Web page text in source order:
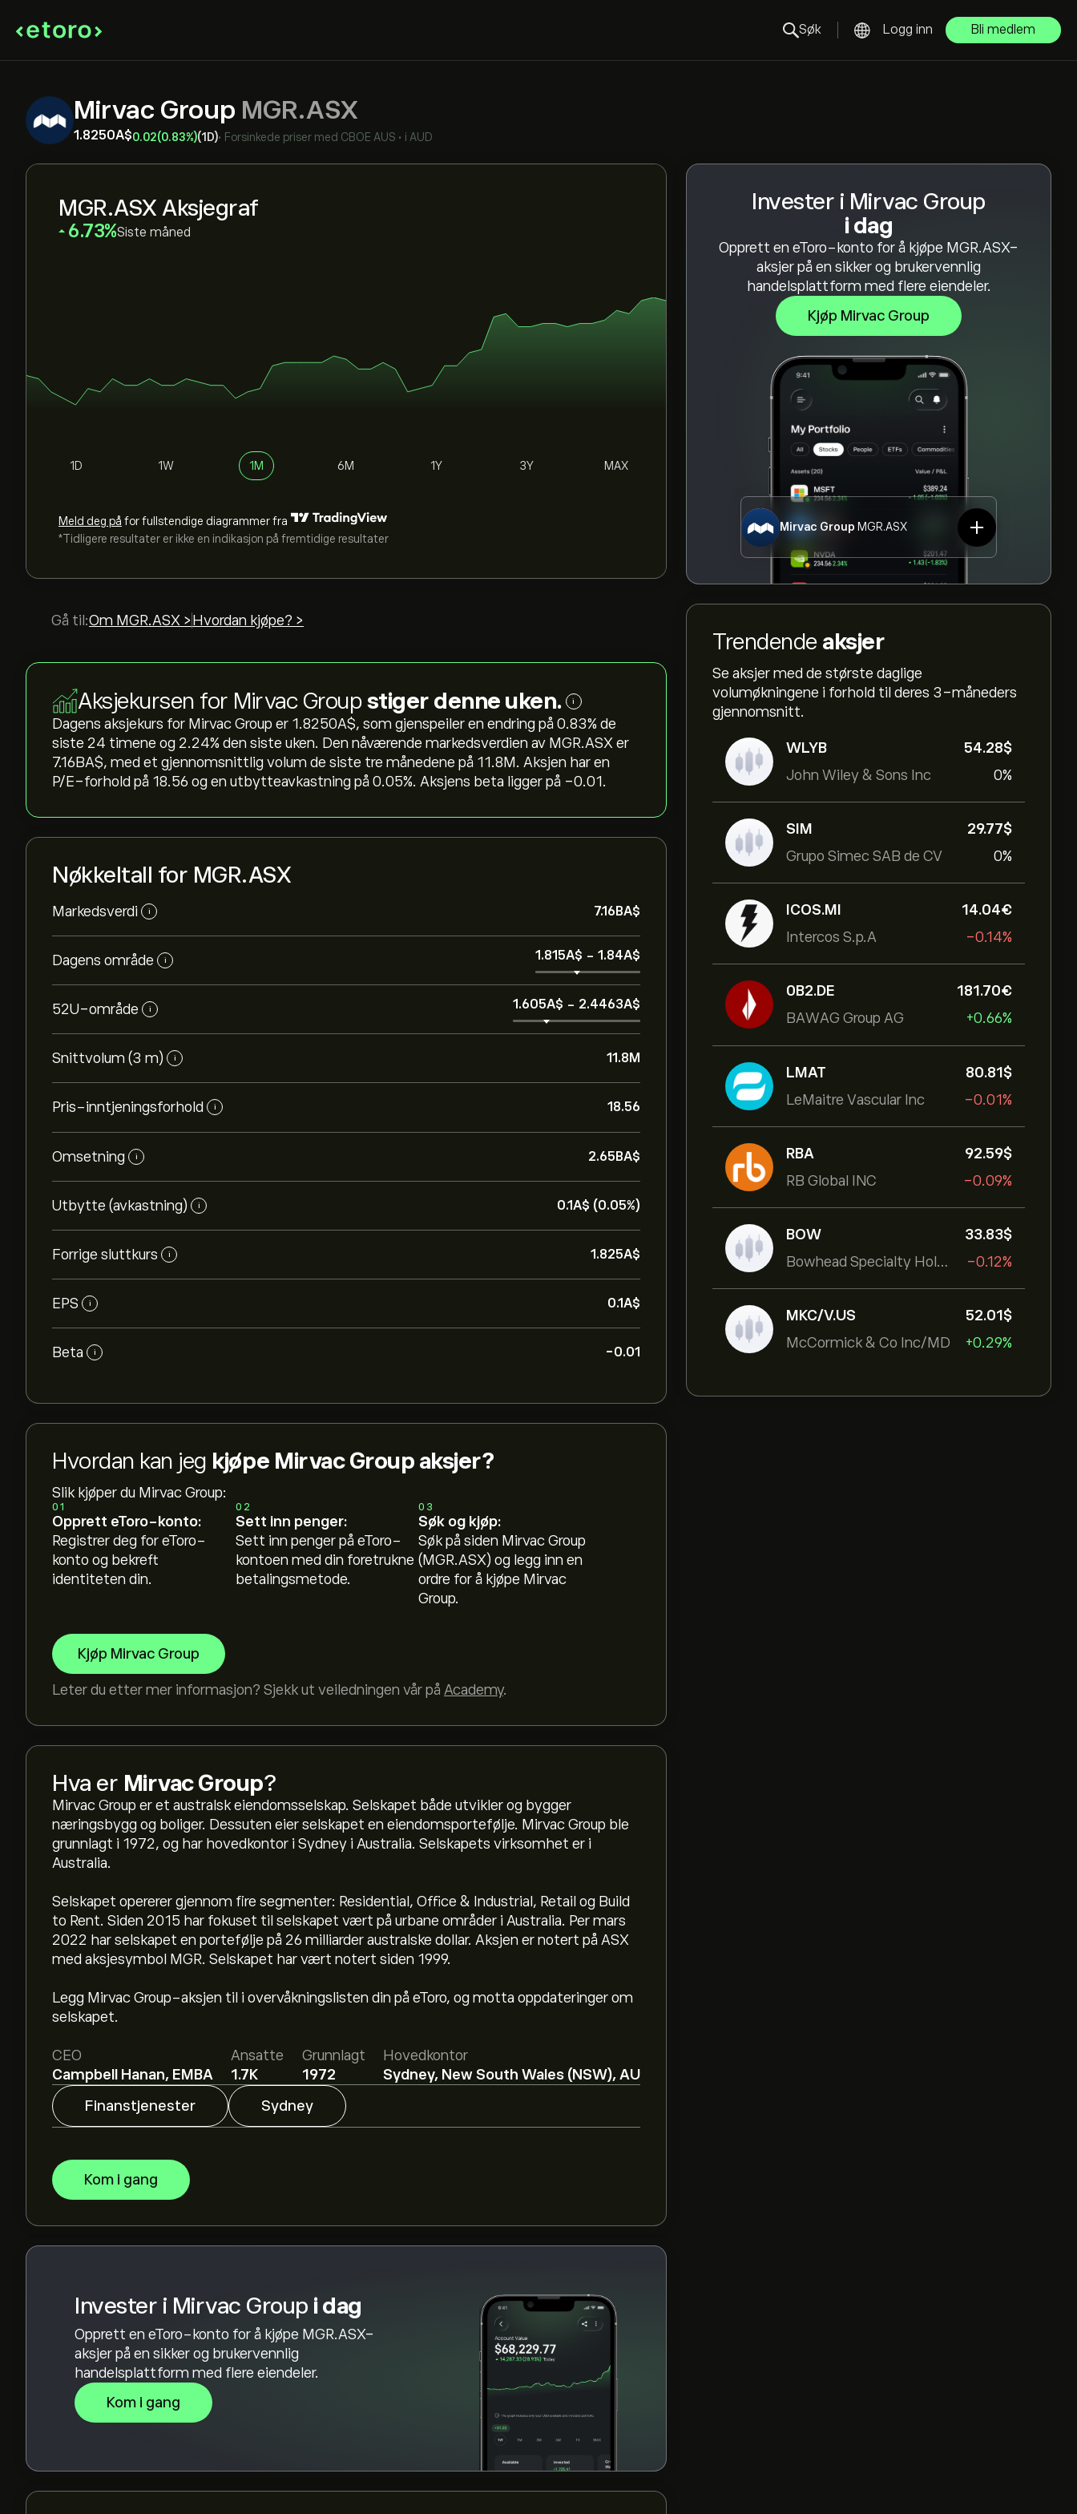
Søk Logg inn Bli medlem
Mirvac Group MGR.ASX
1.8250‎A$‎0.02(0.83%)(1D)• Forsinkede priser med CBOE AUS • i AUD
Invester i Mirvac Group
i dag
Opprett en eToro-konto for å kjøpe MGR.ASX-
aksjer på en sikker og brukervennlig
handelsplattform med flere eiendeler.
Kjøp Mirvac Group
Mirvac Group MGR.ASX
Trendende aksjer
Se aksjer med de største daglige
volumøkningene i forhold til deres 3-måneders
gjennomsnitt.
WLYB
John Wiley & Sons Inc
54.28‎$‎
0%
SIM
Grupo Simec SAB de CV
29.77‎$‎
0%
ICOS.MI
Intercos S.p.A
14.04‎€‎
-0.14%
0B2.DE
BAWAG Group AG
181.70‎€‎
+0.66%
LMAT
LeMaitre Vascular Inc
80.81‎$‎
-0.01%
RBA
RB Global INC
92.59‎$‎
-0.09%
BOW
Bowhead Specialty Holdings Inc
33.83‎$‎
-0.12%
MKC/V.US
McCormick & Co Inc/MD
52.01‎$‎
+0.29%
MGR.ASX Aksjegraf
‎6.73‎ Siste måned
1D 1W 1M 6M 1Y 3Y MAX
Meld deg på for fullstendige diagrammer fra
*Tidligere resultater er ikke en indikasjon på fremtidige resultater
Gå til:Om MGR.ASX > Hvordan kjøpe? >
Aksjekursen for Mirvac Groupstiger denne uken. i
Dagens aksjekurs for Mirvac Group er 1.8250‎A$‎, som gjenspeiler en endring på ‎0.83‎% de
siste 24 timene og ‎2.24‎% den siste uken. Den nåværende markedsverdien av MGR.ASX er
7.16B‎A$‎, med et gjennomsnittlig volum de siste tre månedene på 11.8M. Aksjen har en
P/E-forhold på 18.56 og en utbytteavkastning på 0.05%. Aksjens beta ligger på -0.01.
Nøkkeltall for MGR.ASX
Markedsverdi i 7.16B‎A$‎
Dagens område i 1.815‎A$‎ - 1.84‎A$‎
52U-område i 1.605‎A$‎ - 2.4463‎A$‎
Snittvolum (3 m) i 11.8M
Pris-inntjeningsforhold i 18.56
Omsetning i 2.65B‎A$‎
Utbytte (avkastning) i 0.1‎A$‎ (0.05%)
Forrige sluttkurs i 1.825‎A$‎
EPS i 0.1‎A$‎
Beta i -0.01
Hvordan kan jeg kjøpe Mirvac Group aksjer?
Slik kjøper du Mirvac Group:
01
Opprett eToro-konto:
Registrer deg for eToro-
konto og bekreft
identiteten din.
02
Sett inn penger:
Sett inn penger på eToro-
kontoen med din foretrukne
betalingsmetode.
03
Søk og kjøp:
Søk på siden Mirvac Group
(MGR.ASX) og legg inn en
ordre for å kjøpe Mirvac
Group.
Kjøp Mirvac Group
Leter du etter mer informasjon? Sjekk ut veiledningen vår på Academy.
Hva er Mirvac Group?
Mirvac Group er et australsk eiendomsselskap. Selskapet både utvikler og bygger
næringsbygg og boliger. Dessuten eier selskapet en eiendomsportefølje. Mirvac Group ble
grunnlagt i 1972, og har hovedkontor i Sydney i Australia. Selskapets virksomhet er i
Australia.
Selskapet opererer gjennom fire segmenter: Residential, Office & Industrial, Retail og Build
to Rent. Siden 2015 har fokuset til selskapet vært på urbane områder i Australia. Per mars
2022 har selskapet en portefølje på 26 milliarder australske dollar. Aksjen er notert på ASX
med aksjesymbol MGR. Selskapet har vært notert siden 1999.
Legg Mirvac Group-aksjen til i overvåkningslisten din på eToro, og motta oppdateringer om
selskapet.
CEO
Campbell Hanan, EMBA
Ansatte
1.7K
Grunnlagt
1972
Hovedkontor
Sydney, New South Wales (NSW), AU
Finanstjenester
Sydney
Kom i gang
Invester i Mirvac Group i dag
Opprett en eToro-konto for å kjøpe MGR.ASX-
aksjer på en sikker og brukervennlig
handelsplattform med flere eiendeler.
Kom i gang
Den nåværende prisen på MGR.ASX er 1.8250‎A$‎.
Det gjennomsnittlige kursmålet for Mirvac Group er 1.8250‎A$‎.Registrer degpå eToro for
detaljerte forventninger og kursmål fra analytikere.
Analytikere gir forventninger for Mirvac Group basert på markedstrender, finansielle
rapporter og forventet vekst. Sjekk de nyeste forventningene for fremtidige
prisbevegelser.
Markedsverdien til Mirvac Group er 7.16B‎A$‎